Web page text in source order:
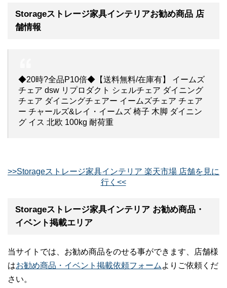
Storageストレージ家具インテリアお勧め商品 店
舗情報
◆20時?全品P10倍◆【送料無料/在庫有】 イームズ
チェア dsw リプロダクト シェルチェア ダイニング
チェア ダイニングチェアー イームズチェア チェア
ー チャールズ&レイ・イームズ 椅子 木脚 ダイニン
グ イス 北欧 100kg 耐荷重
>>Storageストレージ家具インテリア 楽天市場 店舗を見に
行く<<
Storageストレージ家具インテリア お勧め商品・
イベント掲載エリア
当サイトでは、お勧め商品をのせる事ができます、店舗様
はお勧め商品・イベント掲載依頼フォーム よりご依頼くだ
さい。